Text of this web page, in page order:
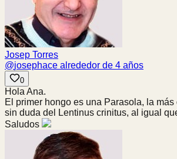
Josep Torres
@josephace alrededor de 4 años
0
Hola Ana.
El primer hongo es una Parasola, la
sin duda del Lentinus crinitus, al igual
Saludos